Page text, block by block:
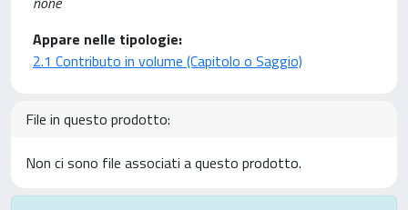
Appare nelle tipologie:
2.1 Contributo in volume (Capitolo o Saggio)
File in questo prodotto:
Non ci sono file associati a questo prodotto.